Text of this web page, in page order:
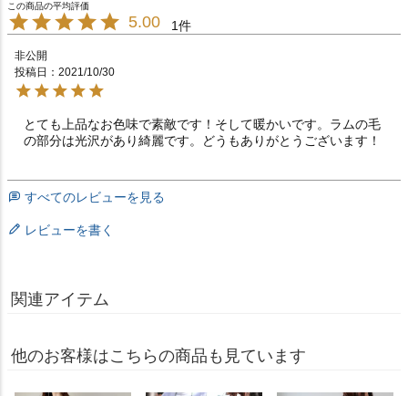
5.00 1
非公開
投稿日
2021/10/30
とても上品なお色味で素敵です！そして暖かいです。ラムの毛
の部分は光沢があり綺麗です。どうもありがとうございます！
すべてのレビューを見る
レビューを書く
関連アイテム
他のお客様はこちらの商品も見ています